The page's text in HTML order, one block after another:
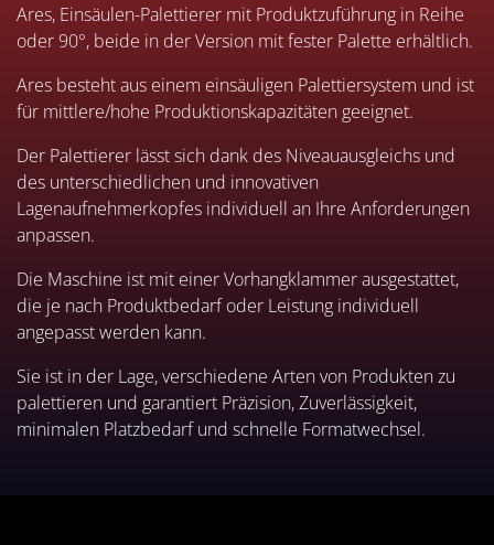
Ares, Einsäulen-Palettierer mit Produktzuführung in Reihe
oder 90°, beide in der Version mit fester Palette erhältlich.
Ares besteht aus einem einsäuligen Palettiersystem und ist
für mittlere/hohe Produktionskapazitäten geeignet.
Der Palettierer lässt sich dank des Niveauausgleichs und
des unterschiedlichen und innovativen
Lagenaufnehmerkopfes individuell an Ihre Anforderungen
anpassen.
Die Maschine ist mit einer Vorhangklammer ausgestattet,
die je nach Produktbedarf oder Leistung individuell
angepasst werden kann.
Sie ist in der Lage, verschiedene Arten von Produkten zu
palettieren und garantiert Präzision, Zuverlässigkeit,
minimalen Platzbedarf und schnelle Formatwechsel.